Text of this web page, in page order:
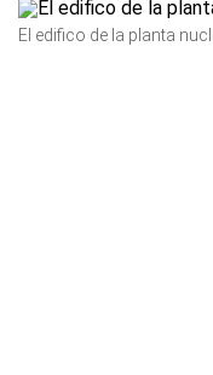
El edifico de la planta